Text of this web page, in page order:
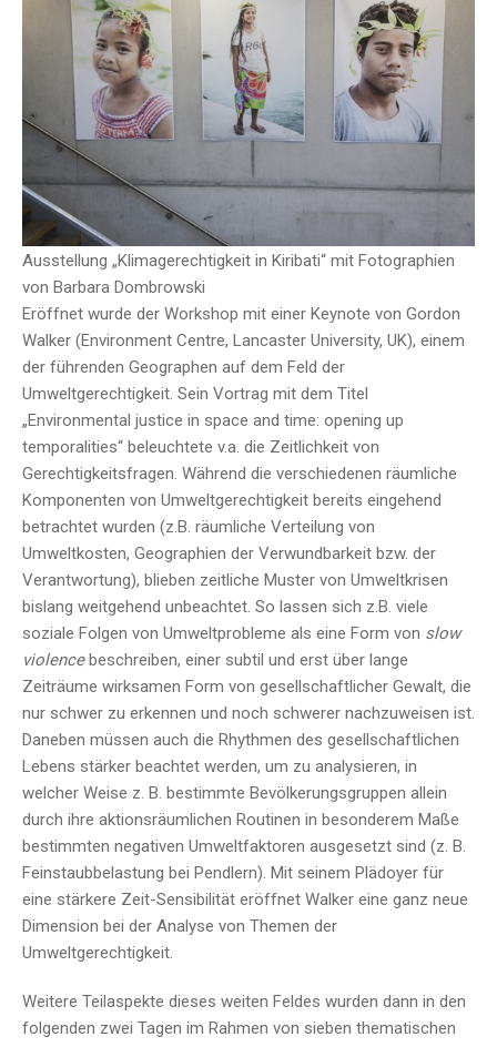
Ausstellung „Klimagerechtigkeit in Kiribati“ mit Fotographien
von Barbara Dombrowski
Eröffnet wurde der Workshop mit einer Keynote von Gordon
Walker (Environment Centre, Lancaster University, UK), einem
der führenden Geographen auf dem Feld der
Umweltgerechtigkeit. Sein Vortrag mit dem Titel
„Environmental justice in space and time: opening up
temporalities“ beleuchtete v.a. die Zeitlichkeit von
Gerechtigkeitsfragen. Während die verschiedenen räumliche
Komponenten von Umweltgerechtigkeit bereits eingehend
betrachtet wurden (z.B. räumliche Verteilung von
Umweltkosten, Geographien der Verwundbarkeit bzw. der
Verantwortung), blieben zeitliche Muster von Umweltkrisen
bislang weitgehend unbeachtet. So lassen sich z.B. viele
soziale Folgen von Umweltprobleme als eine Form von slow
violencebeschreiben, einer subtil und erst über lange
Zeiträume wirksamen Form von gesellschaftlicher Gewalt, die
nur schwer zu erkennen und noch schwerer nachzuweisen ist.
Daneben müssen auch die Rhythmen des gesellschaftlichen
Lebens stärker beachtet werden, um zu analysieren, in
welcher Weise z. B. bestimmte Bevölkerungsgruppen allein
durch ihre aktionsräumlichen Routinen in besonderem Maße
bestimmten negativen Umweltfaktoren ausgesetzt sind (z. B.
Feinstaubbelastung bei Pendlern). Mit seinem Plädoyer für
eine stärkere Zeit-Sensibilität eröffnet Walker eine ganz neue
Dimension bei der Analyse von Themen der
Umweltgerechtigkeit.
Weitere Teilaspekte dieses weiten Feldes wurden dann in den
folgenden zwei Tagen im Rahmen von sieben thematischen